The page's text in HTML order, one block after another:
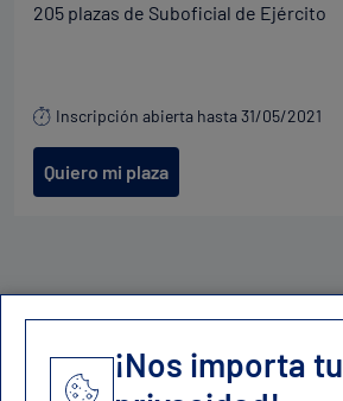
205 plazas de Suboficial de Ejército
Inscripción abierta hasta 31/05/2021
Quiero mi plaza
¡Nos importa tu